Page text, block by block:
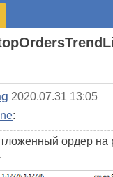
2020.07.31 13:05
:
ордер на